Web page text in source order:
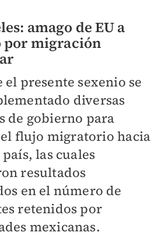
amago de EU a
por migración
el presente sexenio se
diversas
de gobierno para
flujo migratorio hacia
las cuales
resultados
en el número de
retenidos por
mexicanas.